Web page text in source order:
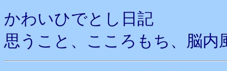
かわいひでとし日記
思うこと、こころもち、脳内